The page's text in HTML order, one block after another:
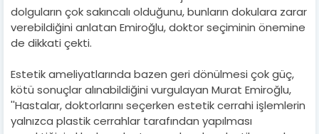
dolguların çok sakıncalı olduğunu, bunların dokulara zarar
verebildiğini anlatan Emiroğlu, doktor seçiminin önemine
de dikkati çekti.
Estetik ameliyatlarında bazen geri dönülmesi çok güç,
kötü sonuçlar alınabildiğini vurgulayan Murat Emiroğlu,
''Hastalar, doktorlarını seçerken estetik cerrahi işlemlerin
yalnızca plastik cerrahlar tarafından yapılması